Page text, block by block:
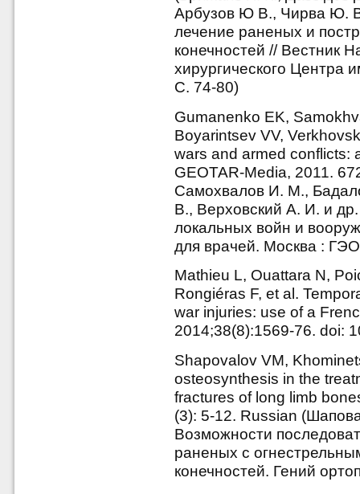
Арбузов Ю В., Чирва Ю.
лечение раненых и
конечностей // Вестник
хирургического Центра
С. 74-80)
Gumanenko EK,
Boyarintsev VV,
wars and armed conflicts:
GEOTAR-Media, 2011.
Самохвалов И. М.,
В., Верховский А. И. и
локальных войн и
для врачей. Москва :
Mathieu L, Ouattara N,
Rongiéras F, et al.
war injuries: use of a
2014;38(8):1569-76. doi:
Shapovalov VM,
osteosynthesis in the
fractures of long limb
(3): 5-12. Russian
Возможности
раненых с
конечностей. Гений